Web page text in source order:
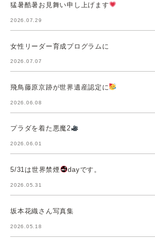
猛暑酷暑お見舞い申し上げます
2026.07.29
女性リーダー育成プログラムに
2026.07.07
飛鳥藤原京跡が世界遺産認定に
2026.06.08
プラダを着た悪魔2
2026.06.01
5/31は世界禁煙 dayです。
2026.05.31
坂本花織さん写真集
2026.05.18